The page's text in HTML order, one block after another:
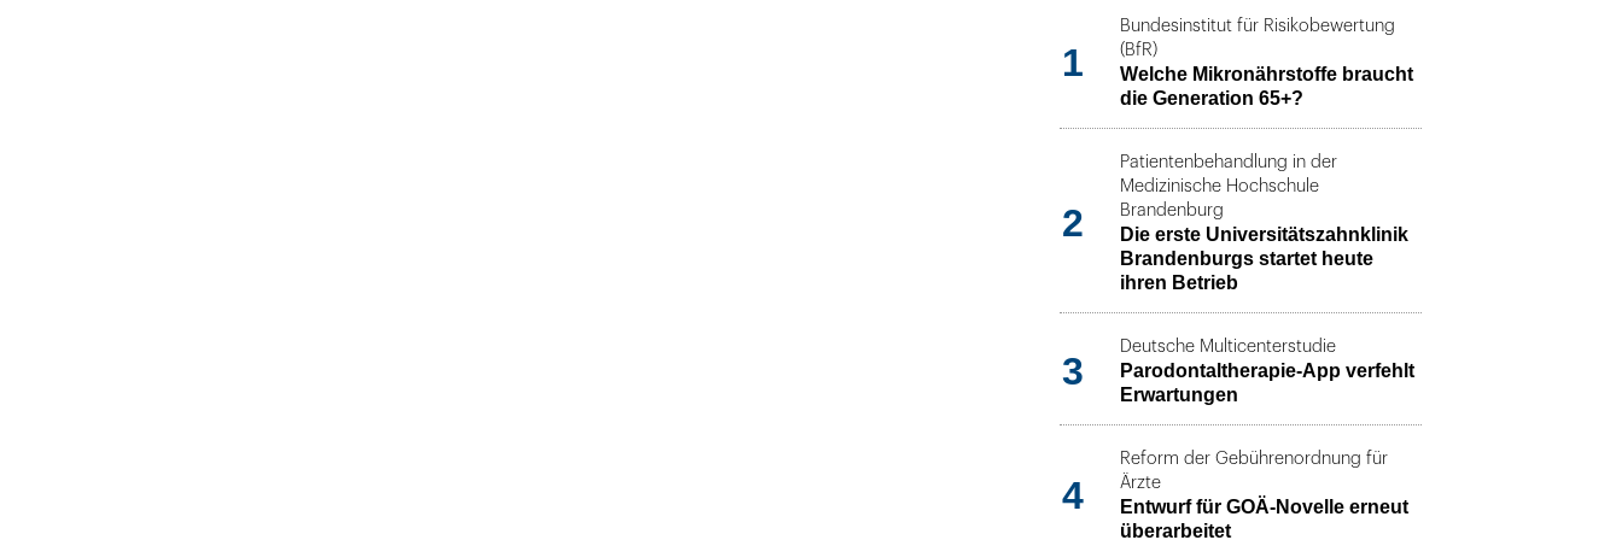
1
Bundesinstitut für Risikobewertung
(BfR)
Welche Mikronährstoffe braucht
die Generation 65+?
2
Patientenbehandlung in der
Medizinische Hochschule
Brandenburg
Die erste Universitätszahnklinik
Brandenburgs startet heute
ihren Betrieb
3
Deutsche Multicenterstudie
Parodontaltherapie-App verfehlt
Erwartungen
4
Reform der Gebührenordnung für
Ärzte
Entwurf für GOÄ-Novelle erneut
überarbeitet